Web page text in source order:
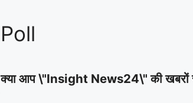
Poll
क्या आप \"Insight News24\" की खबरों